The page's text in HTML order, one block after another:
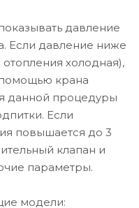
давление
Если давление ниже
холодная),
крана
данной процедуры
Если
повышается до 3
клапан и
параметры.
модели: